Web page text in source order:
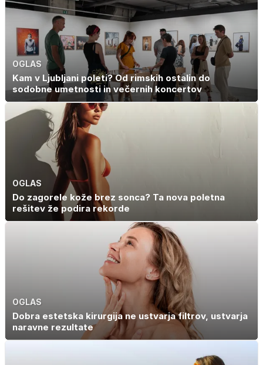
OGLAS
Kam v Ljubljani poleti? Od rimskih ostalin do
sodobne umetnosti in večernih koncertov
OGLAS
Do zagorele kože brez sonca? Ta nova poletna
rešitev že podira rekorde
OGLAS
Dobra estetska kirurgija ne ustvarja filtrov, ustvarja
naravne rezultate